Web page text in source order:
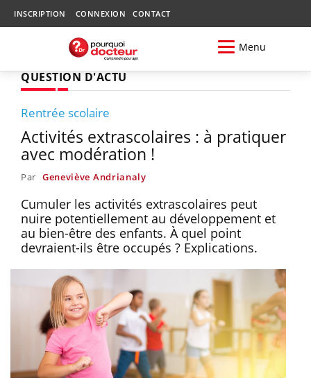
INSCRIPTION CONNEXION CONTACT
Menu
QUESTION D'ACTU
Rentrée scolaire
Activités extrascolaires : à pratiquer
avec modération !
Par Geneviève Andrianaly
Cumuler les activités extrascolaires peut
nuire potentiellement au développement et
au bien-être des enfants. À quel point
devraient-ils être occupés ? Explications.